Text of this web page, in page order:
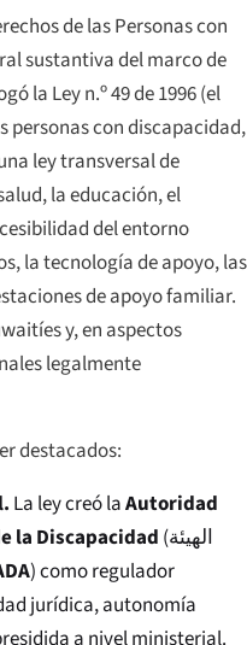
de las Personas con
sustantiva del marco de
la Ley n.º 49 de 1996 (el
personas con discapacidad,
ley transversal de
la educación, el
del entorno
la tecnología de apoyo, las
de apoyo familiar.
y, en aspectos
legalmente
destacados:
La ley creó laAutoridad
la Discapacidad (الهيئة
) como regulador
jurídica, autonomía
a nivel ministerial.